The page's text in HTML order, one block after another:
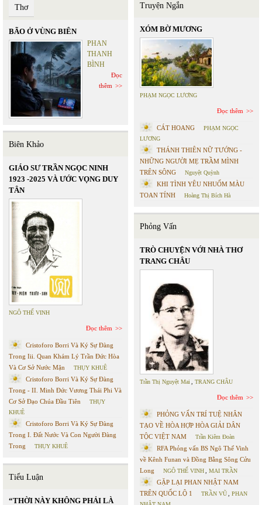
Thơ
BÃO Ở VÙNG BIÊN
PHAN
THANH
BÌNH
Đọc
thêm
Biên Khảo
GIÁO SƯ TRẦN NGỌC NINH
1923 -2025 VÀ ƯỚC VỌNG DUY
TÂN
NGÔ THẾ VINH
Đọc thêm
Cristoforo Borri Và Ký Sự Đàng
Trong Iii. Quan Khám Lý Trần Đức Hòa
Và Cơ Sở Nước Mặn
THỤY KHUÊ
Cristoforo Borri Và Ký Sự Đàng
Trong - II. Minh Đức Vương Thái Phi Và
Cơ Sở Đạo Chúa Đầu Tiên
THỤY
KHUÊ
Cristoforo Borri Và Ký Sự Đàng
Trong I. Đất Nước Và Con Người Đàng
Trong
THỤY KHUÊ
Tiểu Luận
“THỜI NÀY KHÔNG PHẢI LÀ
Truyện Ngắn
XÓM BỜ MƯƠNG
PHẠM NGỌC LƯƠNG
Đọc thêm
CÁT HOANG
PHẠM NGỌC
LƯƠNG
THÁNH THIÊN NỮ TƯỚNG -
NHỮNG NGƯỜI MẸ TRẦM MÌNH
TRÊN SÔNG
Nguyệt Quỳnh
KHI TÌNH YÊU NHUỐM MÀU
TOAN TÍNH
Hoàng Thị Bích Hà
Phỏng Vấn
TRÒ CHUYỆN VỚI NHÀ THƠ
TRANG CHÂU
Trần Thị Nguyệt Mai TRANG CHÂU
Đọc thêm
PHỎNG VẤN TRÍ TUỆ NHÂN
TẠO VỀ HÒA HỢP HÒA GIẢI DÂN
TỘC VIỆT NAM
Trần Kiêm Đoàn
RFA Phỏng vấn BS Ngô Thế Vinh
về Kênh Funan và Đồng Bằng Sông Cửu
Long
NGÔ THẾ VINH MAI TRẦN
GẶP LẠI PHAN NHẬT NAM
TRÊN QUỐC LỘ 1
TRẦN VŨ
PHAN